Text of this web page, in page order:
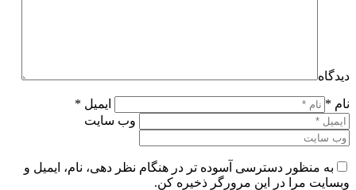
دیدگاه
نام *
ایمیل *
وب سایت
به منظور دسترسی آسوده تر در هنگام نظر دهی، نام، ایمیل و
وبسایت مرا در این مرورگر ذخیره کن.